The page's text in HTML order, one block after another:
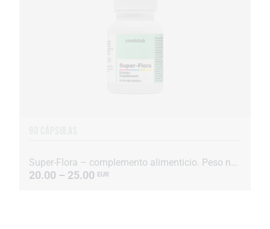
Super-Flora – complemento alimenticio. Peso neto: 19 g.
20.00 – 25.00 EUR